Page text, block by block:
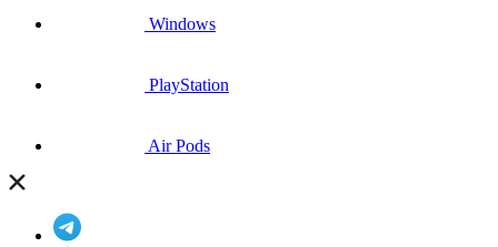
Windows
PlayStation
Air Pods